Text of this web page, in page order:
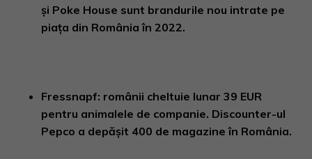
și Poke House sunt brandurile nou intrate pe
piața din România în 2022.
Fressnapf: românii cheltuie lunar 39 EUR
pentru animalele de companie. Discounter-ul
Pepco a depășit 400 de magazine în România.